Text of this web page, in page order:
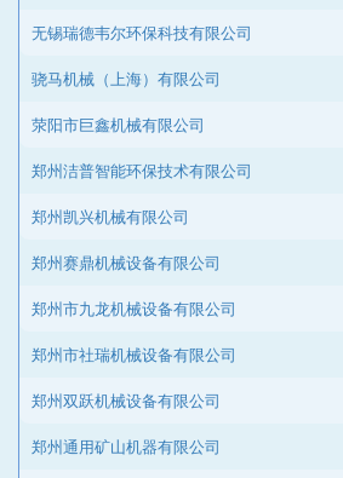
无锡瑞德韦尔环保科技有限公司
骁马机械（上海）有限公司
荥阳市巨鑫机械有限公司
郑州洁普智能环保技术有限公司
郑州凯兴机械有限公司
郑州赛鼎机械设备有限公司
郑州市九龙机械设备有限公司
郑州市社瑞机械设备有限公司
郑州双跃机械设备有限公司
郑州通用矿山机器有限公司